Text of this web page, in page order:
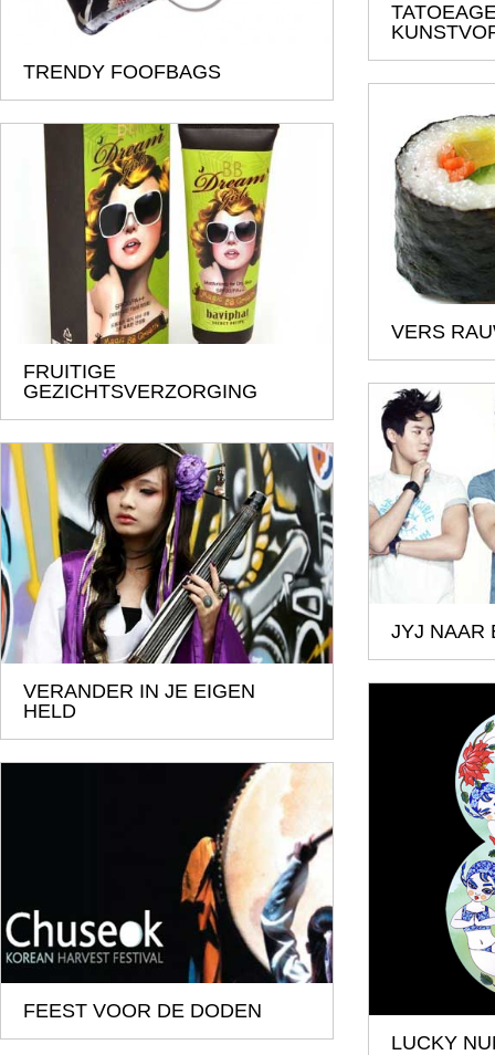
TRENDY FOOFBAGS
VERS
FRUITIGE
GEZICHTSVERZORGING
JYJ NAAR
VERANDER IN JE EIGEN
HELD
LUCKY
FEEST VOOR DE DODEN